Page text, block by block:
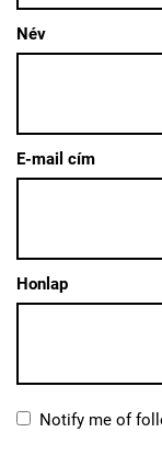
Név
E-mail cím
Honlap
Notify me of